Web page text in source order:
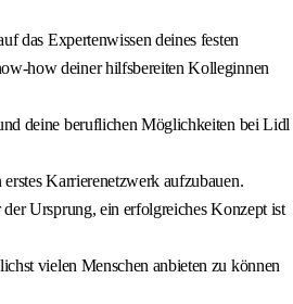
das Expertenwissen deines festen
how deiner hilfsbereiten Kolleginnen
deine beruflichen Möglichkeiten bei Lidl
Karrierenetzwerk aufzubauen.
Ursprung, ein erfolgreiches Konzept ist
vielen Menschen anbieten zu können